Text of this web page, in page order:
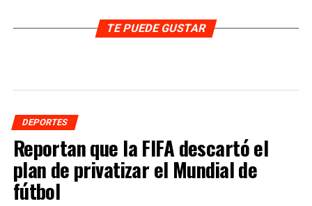
TE PUEDE GUSTAR
DEPORTES
Reportan que la FIFA descartó el
plan de privatizar el Mundial de
fútbol